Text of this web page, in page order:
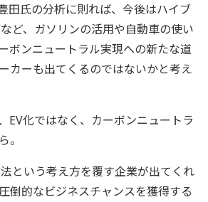
田氏の分析に則れば、今後はハイブ
ど、ガソリンの活用や自動車の使い
ボンニュートラル実現への新たな道
カーも出てくるのではないかと考え
EV化ではなく、カーボンニュートラ
。
という考え方を覆す企業が出てくれ
倒的なビジネスチャンスを獲得する